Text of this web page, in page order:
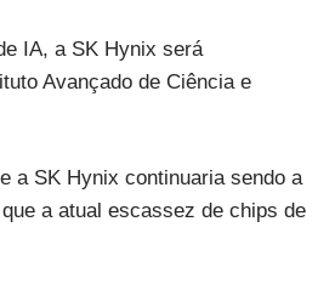
IA, a SK Hynix será
Avançado de Ciência e
a SK Hynix continuaria sendo a
a atual escassez de chips de